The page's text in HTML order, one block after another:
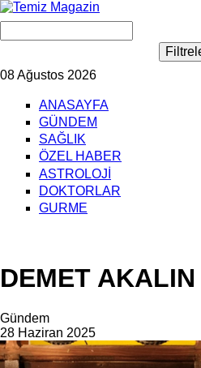
08 Ağustos 2026
ANASAYFA
GÜNDEM
SAĞLIK
ÖZEL HABER
ASTROLOJİ
DOKTORLAR
GURME
DEMET AKALIN
Gündem
28 Haziran 2025